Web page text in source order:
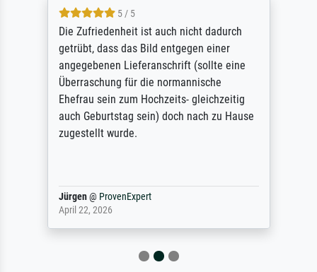
5 / 5
Die Zufriedenheit ist auch nicht dadurch
getrübt, dass das Bild entgegen einer
angegebenen Lieferanschrift (sollte eine
Überraschung für die normannische
Ehefrau sein zum Hochzeits- gleichzeitig
auch Geburtstag sein) doch nach zu Hause
zugestellt wurde.
Jürgen@ ProvenExpert
April 22, 2026